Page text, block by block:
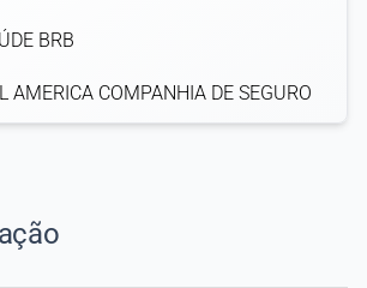
BRB
AMERICA COMPANHIA DE SEGURO